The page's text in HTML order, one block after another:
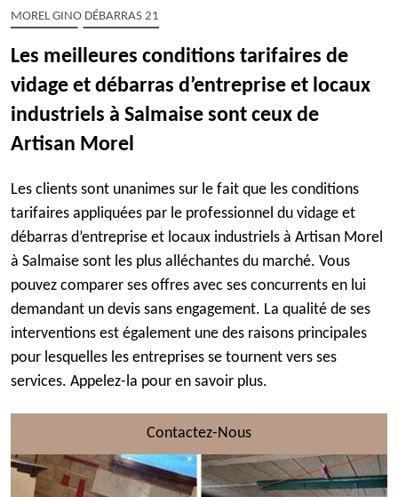
MOREL GINO DÉBARRAS 21
Les meilleures conditions tarifaires de
vidage et débarras d’entreprise et locaux
industriels à Salmaise sont ceux de
Artisan Morel
Les clients sont unanimes sur le fait que les conditions
tarifaires appliquées par le professionnel du vidage et
débarras d’entreprise et locaux industriels à Artisan Morel
à Salmaise sont les plus alléchantes du marché. Vous
pouvez comparer ses offres avec ses concurrents en lui
demandant un devis sans engagement. La qualité de ses
interventions est également une des raisons principales
pour lesquelles les entreprises se tournent vers ses
services. Appelez-la pour en savoir plus.
Contactez-Nous